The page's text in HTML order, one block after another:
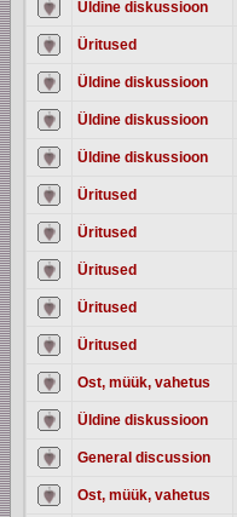
Üldine diskussioon
Üritused
Üldine diskussioon
Üldine diskussioon
Üldine diskussioon
Üritused
Üritused
Üritused
Üritused
Üritused
Ost, müük, vahetus
Üldine diskussioon
General discussion
Ost, müük, vahetus